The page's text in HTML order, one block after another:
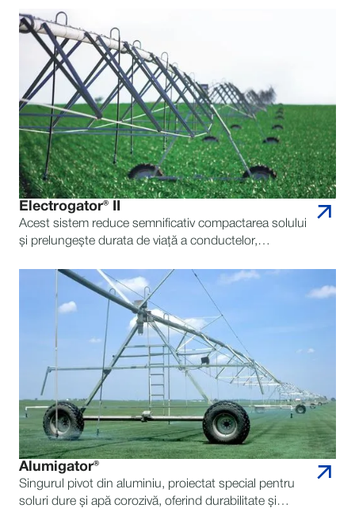
Electrogator® II
Acest sistem reduce semnificativ compactarea solului
și prelungește durata de viață a conductelor,
Alumigator®
Singurul pivot din aluminiu, proiectat special pentru
soluri dure și apă corozivă, oferind durabilitate și